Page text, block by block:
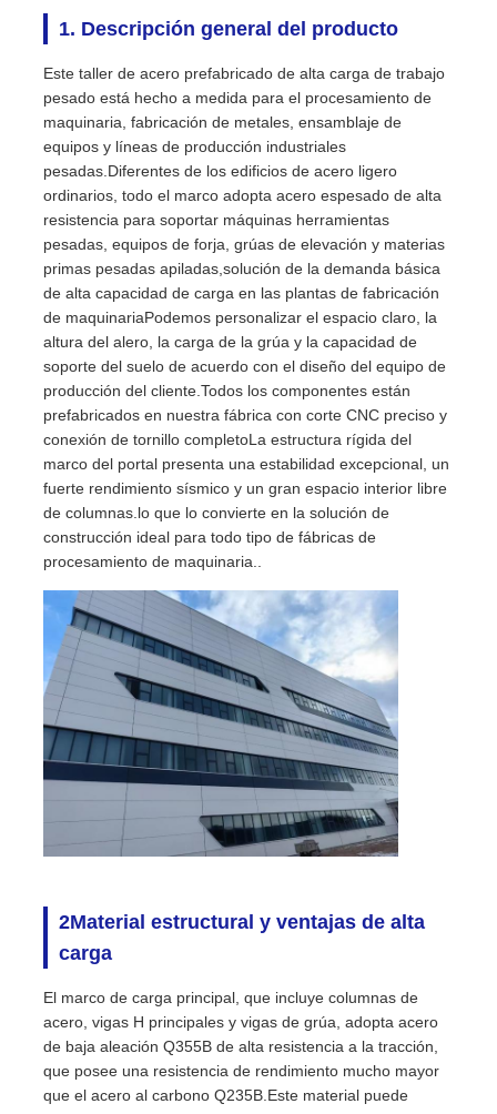
Productos
Acerca de nosotros
Visita a la fábrica
Control de calidad
Contáctenos
Noticias
Casos
El blog
Solicitar una cita
Estructura de acero prefabricada
Almacén de estructura de acero
Taller de estructura de acero
Construcción de estructura de acero
Edificio de marco de acero
Fabricación de la estructura de acero
1. Descripción general del producto
Este taller de acero prefabricado de alta carga de trabajo
pesado está hecho a medida para el procesamiento de
maquinaria, fabricación de metales, ensamblaje de
equipos y líneas de producción industriales
pesadas.Diferentes de los edificios de acero ligero
ordinarios, todo el marco adopta acero espesado de alta
resistencia para soportar máquinas herramientas
pesadas, equipos de forja, grúas de elevación y materias
primas pesadas apiladas,solución de la demanda básica
de alta capacidad de carga en las plantas de fabricación
de maquinariaPodemos personalizar el espacio claro, la
altura del alero, la carga de la grúa y la capacidad de
soporte del suelo de acuerdo con el diseño del equipo de
producción del cliente.Todos los componentes están
prefabricados en nuestra fábrica con corte CNC preciso y
conexión de tornillo completoLa estructura rígida del
marco del portal presenta una estabilidad excepcional, un
fuerte rendimiento sísmico y un gran espacio interior libre
de columnas.lo que lo convierte en la solución de
construcción ideal para todo tipo de fábricas de
procesamiento de maquinaria..
2Material estructural y ventajas de alta
carga
El marco de carga principal, que incluye columnas de
acero, vigas H principales y vigas de grúa, adopta acero
de baja aleación Q355B de alta resistencia a la tracción,
que posee una resistencia de rendimiento mucho mayor
que el acero al carbono Q235B.Este material puede